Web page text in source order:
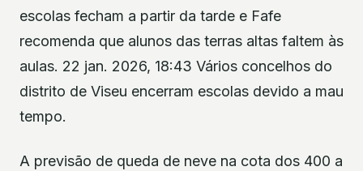
escolas fecham a partir da tarde e Fafe
recomenda que alunos das terras altas faltem às
aulas. 22 jan. 2026, 18:43 Vários concelhos do
distrito de Viseu encerram escolas devido a mau
tempo.
A previsão de queda de neve na cota dos 400 a